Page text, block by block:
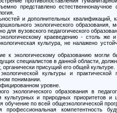
представлено естественнонаучное
и дополнительных квалификаций,
экологического образования,
вузовского педагогического
краеведению - столь
культура, не налажено
экологическому образованию могли
специалистов в данной области,
органически присущий его общей культуре.
культуры и практической
понимании.
уровне.
экологического образования в
и природных приоритетов и
по всей общеэкологической
компетентность